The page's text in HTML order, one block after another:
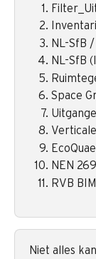
NL-SfB
NL-SfB
Space
NEN
RVB
Niet alles